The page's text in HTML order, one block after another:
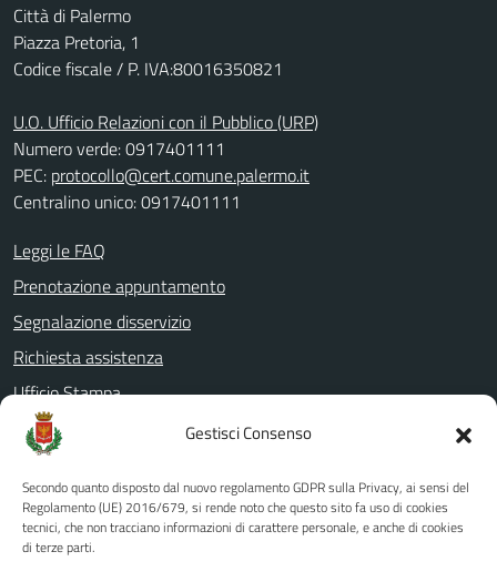
Gestisci Consenso
Secondo quanto disposto dal nuovo regolamento GDPR sulla Privacy, ai sensi del
Regolamento (UE) 2016/679, si rende noto che questo sito fa uso di cookies
tecnici, che non tracciano informazioni di carattere personale, e anche di cookies
di terze parti.
Città di Palermo
Piazza Pretoria, 1
Codice fiscale / P. IVA:80016350821
U.O. Ufficio Relazioni con il Pubblico (URP)
Numero verde: 0917401111
PEC: protocollo@cert.comune.palermo.it
Centralino unico: 0917401111
Leggi le FAQ
Prenotazione appuntamento
Segnalazione disservizio
Richiesta assistenza
Ufficio Stampa
Amministrazione Trasparente
Albo pretorio
Informativa privacy
Note legali